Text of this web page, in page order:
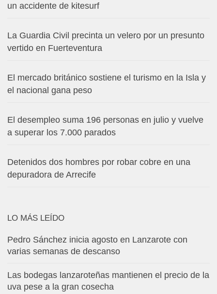
un accidente de kitesurf
La Guardia Civil precinta un velero por un presunto
vertido en Fuerteventura
El mercado británico sostiene el turismo en la Isla y
el nacional gana peso
El desempleo suma 196 personas en julio y vuelve
a superar los 7.000 parados
Detenidos dos hombres por robar cobre en una
depuradora de Arrecife
LO MÁS LEÍDO
Pedro Sánchez inicia agosto en Lanzarote con
varias semanas de descanso
Las bodegas lanzaroteñas mantienen el precio de la
uva pese a la gran cosecha